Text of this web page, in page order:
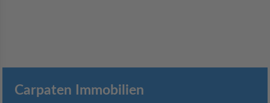
Carpaten Immobilien